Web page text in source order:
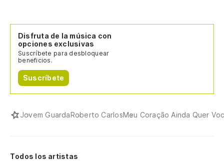
Disfruta de la música con
opciones exclusivas
Suscríbete para desbloquear
beneficios.
Suscríbete
Jovem GuardaRoberto CarlosMeu Coração Ainda Quer
Todos los artistas